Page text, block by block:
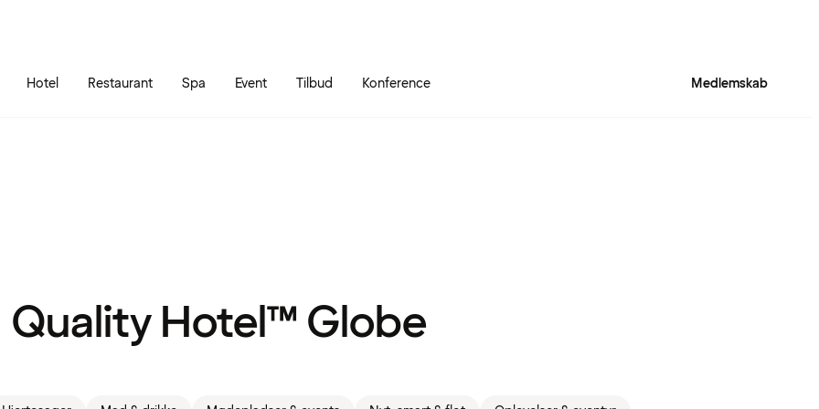
Hotel Restaurant Spa Event Tilbud Konference Medlemskab
Quality Hotel™ Globe